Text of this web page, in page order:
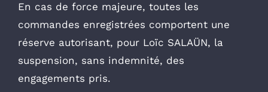
En cas de force majeure, toutes les
commandes enregistrées comportent une
réserve autorisant, pour Loïc SALAÜN, la
suspension, sans indemnité, des
engagements pris.